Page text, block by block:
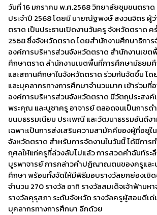
วันที่ 16 มกราคม พ.ศ.2568 วิทยาลัยชุมชนตราด
ประจำปี 2568 โดยมี นายณัฐพงษ์ สงวนจิตร ผู้ว่
ตราด เป็นประธานเปิดงานวันครู จังหวัดตราด ค
2568 ซึ่งจังหวัดตราด โดยสำนักงานศึกษาธิกา
องค์การบริหารส่วนจังหวัดตราด สำนักงานเขต
ศึกษาตราด สำนักงานเขตพื้นที่การศึกษามัธยม
และสถานศึกษาในจังหวัดตราด ร่วมกันจัดขึ้น โ
และบุคลากรทางการศึกษาจำนวนมาก เข้าร่วมที่
องค์การบริหารส่วนจังหวัดตราด มีวัตถุประสงค์
พระคุณ และบูชาครู อาจารย์ ตลอดจนเป็นการด
ขนบธรรมเนียม ประเพณี และวัฒนาธรรมอันดีง
เฉพาะเป็นการส่งเสริมความสามัคคีของผู้ที่อยู่ใ
จังหวัดตราด สำหรับการจัดงานในวันนี้ ได้มีกา
กุศลให้แก่ครูที่ล่วงลับไปแล้ว การสวดคำฉันท์ร
บูรพาจารย์ การกล่าวคำปฏิญาณตนของครูและ
ศึกษา พร้อมทั้งจัดให้มีพิธีมอบรางวัลยกย่องเชิ
จำนวน 270 รางวัล อาทิ รางวัลสมเด็จเจ้าฟ้ามห
รางวัลคุรุสภา ระดับจังหวัด รางวัลครูผู้สอนดีเด่
บุคลากรทางการศึกษา อีกด้วย